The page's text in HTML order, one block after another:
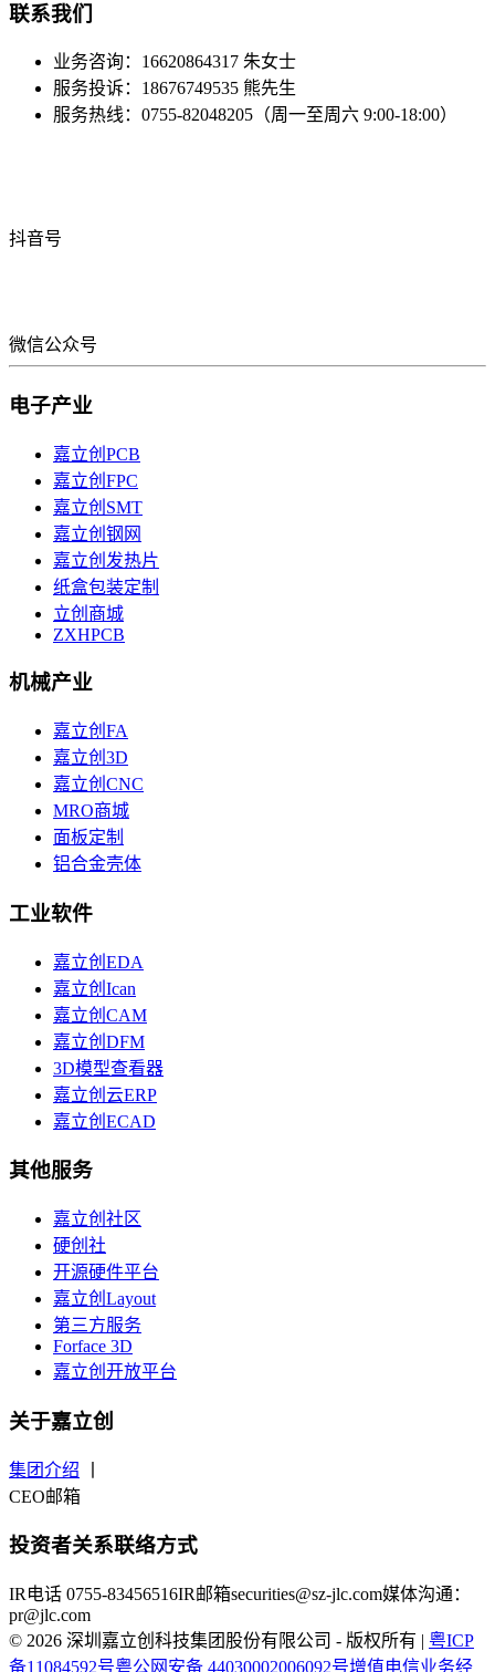
联系我们
业务咨询：16620864317 朱女士
服务投诉：18676749535 熊先生
服务热线：0755-82048205（周一至周六 9:00-18:00）
抖音号
微信公众号
电子产业
嘉立创PCB
嘉立创FPC
嘉立创SMT
嘉立创钢网
嘉立创发热片
纸盒包装定制
立创商城
ZXHPCB
机械产业
嘉立创FA
嘉立创3D
嘉立创CNC
MRO商城
面板定制
铝合金壳体
工业软件
嘉立创EDA
嘉立创Ican
嘉立创CAM
嘉立创DFM
3D模型查看器
嘉立创云ERP
嘉立创ECAD
其他服务
嘉立创社区
硬创社
开源硬件平台
嘉立创Layout
第三方服务
Forface 3D
嘉立创开放平台
关于嘉立创
集团介绍
CEO邮箱
投资者关系联络方式
IR电话 0755-83456516IR邮箱securities@sz-jlc.com媒体沟通：
pr@jlc.com
© 2026 深圳嘉立创科技集团股份有限公司 - 版权所有 | 粤ICP
备11084592号粤公网安备 44030002006092号增值电信业务经